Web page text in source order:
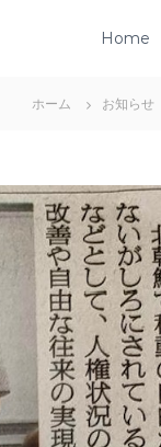
Home
ホーム お知らせ